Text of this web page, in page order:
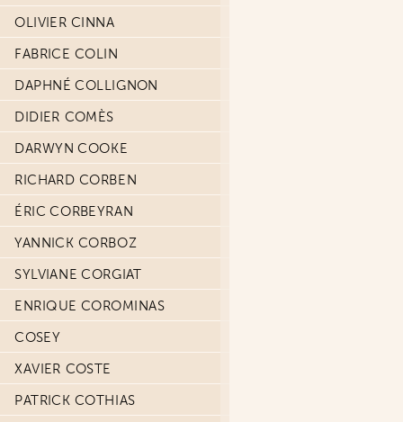
OLIVIER CINNA
FABRICE COLIN
DAPHNÉ COLLIGNON
DIDIER COMÈS
DARWYN COOKE
RICHARD CORBEN
ÉRIC CORBEYRAN
YANNICK CORBOZ
SYLVIANE CORGIAT
ENRIQUE COROMINAS
COSEY
XAVIER COSTE
PATRICK COTHIAS